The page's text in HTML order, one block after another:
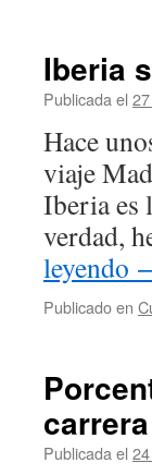
Iberia
Publicada el
Hace
viaje
Iberia es
verdad,
leyendo
Publicado en
carrera
Publicada el